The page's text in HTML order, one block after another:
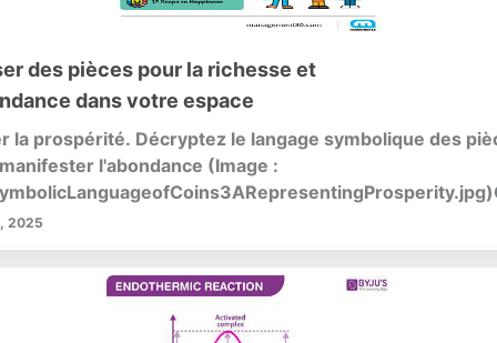
des pièces pour la richesse et
dans votre espace
la prospérité. Décryptez le langage symbolique des
l'abondance (Image :
sacré ne se limite pas à l'esthétique ; il s'agit
réflexions...
2025